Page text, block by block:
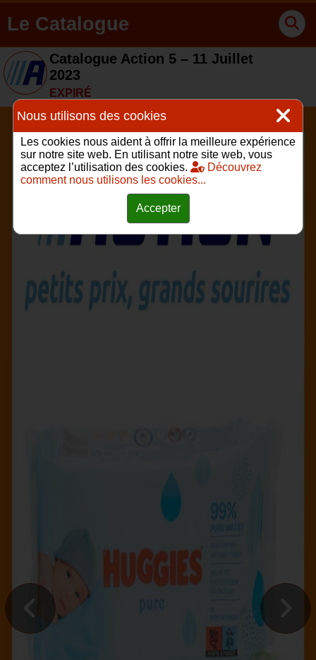
Le Catalogue
Catalogue Action 5 – 11 Juillet
2023
EXPIRÉ
Nous utilisons des cookies
Les cookies nous aident à offrir la meilleure expérience
sur notre site web. En utilisant notre site web, vous
acceptez l’utilisation des cookies.
Découvrez
comment nous utilisons les cookies...
Accepter